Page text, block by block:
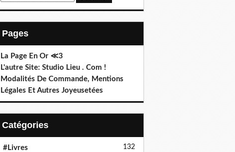
Pages
La Page En Or ≪3
L'autre Site: Studio Lieu . Com !
Modalités De Commande, Mentions
Légales Et Autres Joyeusetées
Catégories
#Livres 132